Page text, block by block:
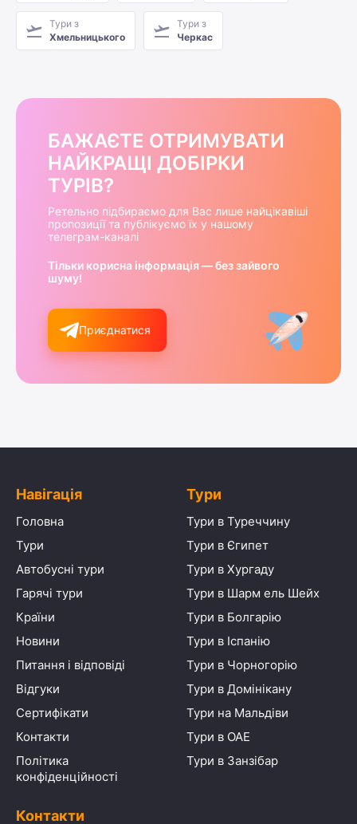
Тури з
Хмельницького
Тури з
Черкас
БАЖАЄТЕ ОТРИМУВАТИ
НАЙКРАЩІ ДОБІРКИ
ТУРІВ?
Ретельно підбираємо для Вас лише найцікавіші
пропозиції та публікуємо їх у нашому
телеграм-каналі
Тільки корисна інформація — без зайвого
шуму!
Приєднатися
Навігація
Головна
Тури
Автобусні тури
Гарячі тури
Країни
Новини
Питання і відповіді
Відгуки
Сертифікати
Контакти
Політика
конфіденційності
Тури
Тури в Туреччину
Тури в Єгипет
Тури в Хургаду
Тури в Шарм ель Шейх
Тури в Болгарію
Тури в Іспанію
Тури в Чорногорію
Тури в Домінікану
Тури на Мальдіви
Тури в ОАЕ
Тури в Занзібар
Контакти